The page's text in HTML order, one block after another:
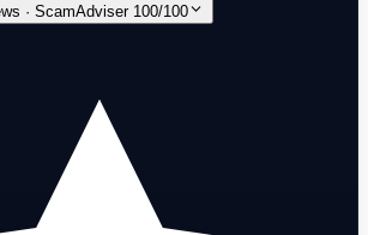
· ScamAdviser 100/100